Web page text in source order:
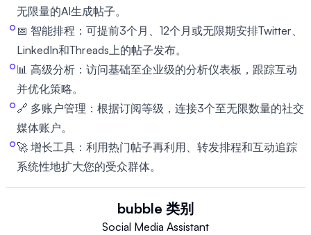
无限量的AI生成帖子。
📅 智能排程：可提前3个月、12个月或无限期安排Twitter、
LinkedIn和Threads上的帖子发布。
📊 高级分析：访问基础至企业级的分析仪表板，跟踪互动
并优化策略。
🔗 多账户管理：根据订阅等级，连接3个至无限数量的社交
媒体账户。
🚀 增长工具：利用热门帖子再利用、转发排程和互动追踪
系统性地扩大您的受众群体。
bubble 类别
Social Media Assistant